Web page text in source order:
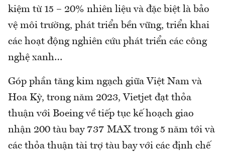
kiệm từ 15 – 20% nhiên liệu và đặc biệt là bảo
vệ môi trường, phát triển bền vững, triển khai
các hoạt động nghiên cứu phát triển các công
nghệ xanh…
Góp phần tăng kim ngạch giữa Việt Nam và
Hoa Kỳ, trong năm 2023, Vietjet đạt thỏa
thuận với Boeing về tiếp tục kế hoạch giao
nhận 200 tàu bay 737 MAX trong 5 năm tới và
các thỏa thuận tài trợ tàu bay với các định chế